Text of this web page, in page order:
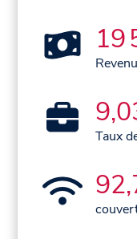
19
Taux